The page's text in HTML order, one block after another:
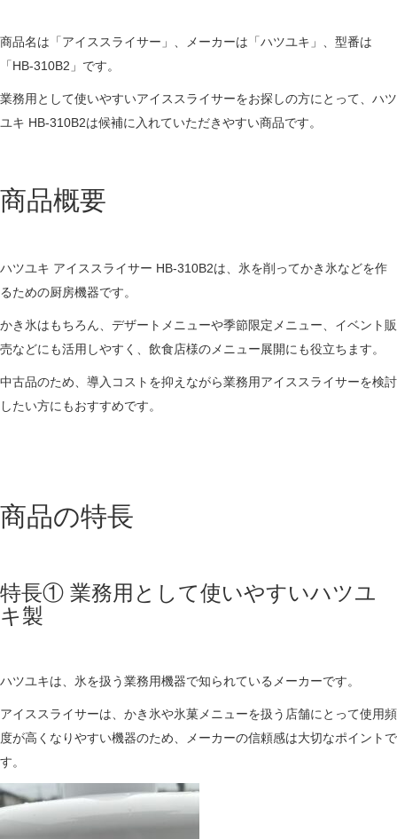
商品名は「アイススライサー」、メーカーは「ハツユキ」、型番は
「HB-310B2」です。
業務用として使いやすいアイススライサーをお探しの方にとって、ハツ
ユキ HB-310B2は候補に入れていただきやすい商品です。
商品概要
ハツユキ アイススライサー HB-310B2は、氷を削ってかき氷などを作
るための厨房機器です。
かき氷はもちろん、デザートメニューや季節限定メニュー、イベント販
売などにも活用しやすく、飲食店様のメニュー展開にも役立ちます。
中古品のため、導入コストを抑えながら業務用アイススライサーを検討
したい方にもおすすめです。
商品の特長
特長① 業務用として使いやすいハツユ
キ製
ハツユキは、氷を扱う業務用機器で知られているメーカーです。
アイススライサーは、かき氷や氷菓メニューを扱う店舗にとって使用頻
度が高くなりやすい機器のため、メーカーの信頼感は大切なポイントで
す。